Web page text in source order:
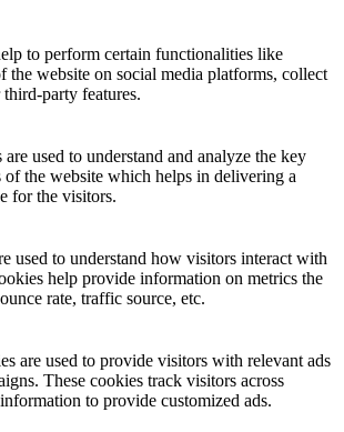
to perform certain functionalities like
the website on social media platforms, collect
party features.
used to understand and analyze the key
of the website which helps in delivering a
for the visitors.
used to understand how visitors interact with
help provide information on metrics the
rate, traffic source, etc.
are used to provide visitors with relevant ads
These cookies track visitors across
to provide customized ads.